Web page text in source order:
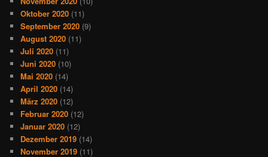
Oktober 2020 (11)
September 2020 (9)
August 2020 (11)
Juli 2020 (11)
Juni 2020 (10)
Mai 2020 (14)
April 2020 (14)
März 2020 (12)
Februar 2020 (12)
Januar 2020 (12)
Dezember 2019 (14)
November 2019 (11)